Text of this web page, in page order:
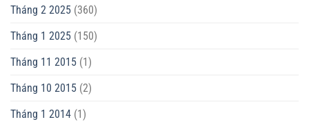
Tháng 2 2025 (360)
Tháng 1 2025 (150)
Tháng 11 2015 (1)
Tháng 10 2015 (2)
Tháng 1 2014 (1)